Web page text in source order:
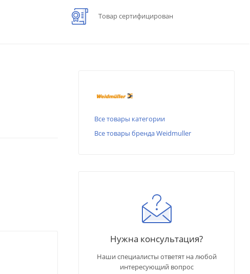
Товар сертифицирован
Все товары категории
Все товары бренда Weidmuller
Нужна консультация?
Наши специалисты ответят на любой
интересующий вопрос